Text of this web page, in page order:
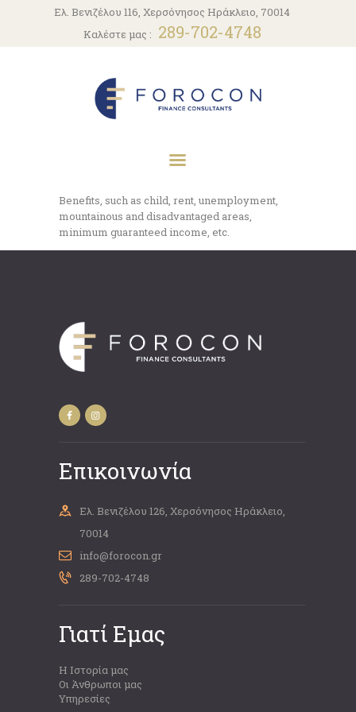
Ελ. Βενιζέλου 116, Χερσόνησος Ηράκλειο, 70014
Καλέστε μας : 289-702-4748
ΑΡΧΙΚΗ
Η ΕΤΑΙΡΕΙΑ
Benefits, such as child, rent, unemployment,
mountainous and disadvantaged areas,
minimum guaranteed income, etc.
Επικοινωνία
Ελ. Βενιζέλου 126, Χερσόνησος Ηράκλειο,
70014
info@forocon.gr
289-702-4748
Γιατί Εμας
Η Ιστορία μας
Οι Άνθρωποι μας
Υπηρεσίες